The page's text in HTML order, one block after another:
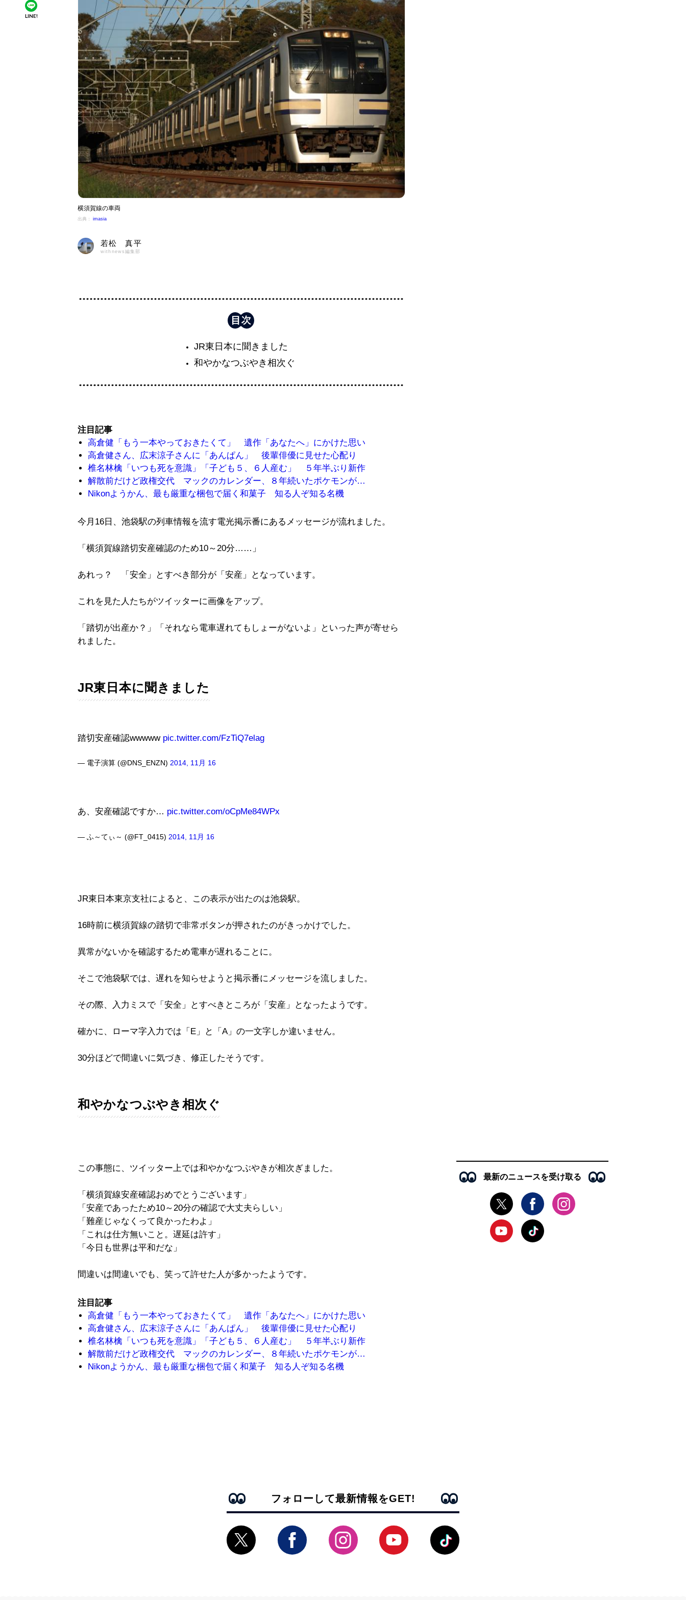
LINE!
横須賀線の車両
出典： imasia
若松 真平
withnews編集部
JR東日本に聞きました
和やかなつぶやき相次ぐ
注目記事
高倉健「もう一本やっておきたくて」 遺作「あなたへ」にかけた思い
高倉健さん、広末涼子さんに「あんぱん」 後輩俳優に見せた心配り
椎名林檎「いつも死を意識」「子ども５、６人産む」 ５年半ぶり新作
解散前だけど政権交代 マックのカレンダー、８年続いたポケモンが…
Nikonようかん、最も厳重な梱包で届く和菓子 知る人ぞ知る名機
今月16日、池袋駅の列車情報を流す電光掲示番にあるメッセージが流れました。
「横須賀線踏切安産確認のため10～20分……」
あれっ？ 「安全」とすべき部分が「安産」となっています。
これを見た人たちがツイッターに画像をアップ。
「踏切が出産か？」「それなら電車遅れてもしょーがないよ」といった声が寄せら
れました。
JR東日本に聞きました
踏切安産確認wwwww pic.twitter.com/FzTiQ7elag
— 電子演算 (@DNS_ENZN) 2014, 11月 16
あ、安産確認ですか… pic.twitter.com/oCpMe84WPx
— ふ～てぃ～ (@FT_0415) 2014, 11月 16
JR東日本東京支社によると、この表示が出たのは池袋駅。
16時前に横須賀線の踏切で非常ボタンが押されたのがきっかけでした。
異常がないかを確認するため電車が遅れることに。
そこで池袋駅では、遅れを知らせようと掲示番にメッセージを流しました。
その際、入力ミスで「安全」とすべきところが「安産」となったようです。
確かに、ローマ字入力では「E」と「A」の一文字しか違いません。
30分ほどで間違いに気づき、修正したそうです。
和やかなつぶやき相次ぐ
この事態に、ツイッター上では和やかなつぶやきが相次ぎました。
「横須賀線安産確認おめでとうございます」
「安産であったため10～20分の確認で大丈夫らしい」
「難産じゃなくって良かったわよ」
「これは仕方無いこと。遅延は許す」
「今日も世界は平和だな」
間違いは間違いでも、笑って許せた人が多かったようです。
注目記事
高倉健「もう一本やっておきたくて」 遺作「あなたへ」にかけた思い
高倉健さん、広末涼子さんに「あんぱん」 後輩俳優に見せた心配り
椎名林檎「いつも死を意識」「子ども５、６人産む」 ５年半ぶり新作
解散前だけど政権交代 マックのカレンダー、８年続いたポケモンが…
Nikonようかん、最も厳重な梱包で届く和菓子 知る人ぞ知る名機
最新のニュースを受け取る
フォローして最新情報をGET!